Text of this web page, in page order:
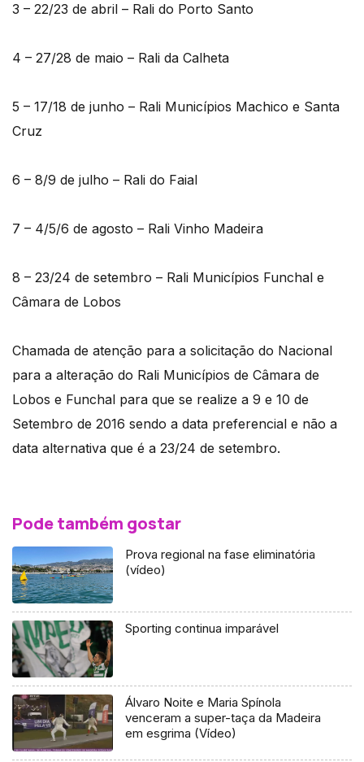
3 – 22/23 de abril – Rali do Porto Santo
4 – 27/28 de maio – Rali da Calheta
5 – 17/18 de junho – Rali Municípios Machico e Santa
Cruz
6 – 8/9 de julho – Rali do Faial
7 – 4/5/6 de agosto – Rali Vinho Madeira
8 – 23/24 de setembro – Rali Municípios Funchal e
Câmara de Lobos
Chamada de atenção para a solicitação do Nacional
para a alteração do Rali Municípios de Câmara de
Lobos e Funchal para que se realize a 9 e 10 de
Setembro de 2016 sendo a data preferencial e não a
data alternativa que é a 23/24 de setembro.
Pode também gostar
Prova regional na fase eliminatória
(vídeo)
Sporting continua imparável
Álvaro Noite e Maria Spínola
venceram a super-taça da Madeira
em esgrima (Vídeo)